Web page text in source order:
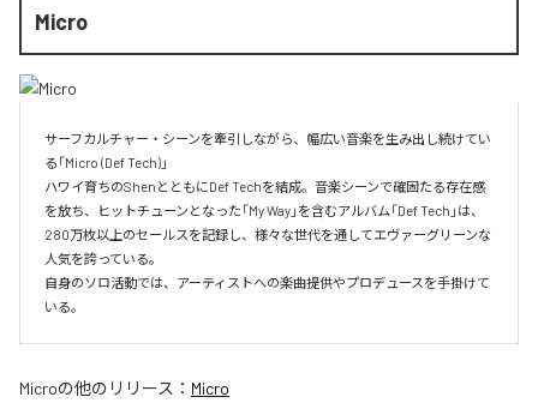
Micro
サーフカルチャー・シーンを牽引しながら、幅広い音楽を生み出し続けてい
る「Micro (Def Tech)」
ハワイ育ちのShenとともにDef Techを結成。音楽シーンで確固たる存在感
を放ち、ヒットチューンとなった「My Way」を含むアルバム「Def Tech」は、
280万枚以上のセールスを記録し、様々な世代を通してエヴァーグリーンな
人気を誇っている。
自身のソロ活動では、アーティストへの楽曲提供やプロデュースを手掛けて
いる。
Microの他のリリース： Micro